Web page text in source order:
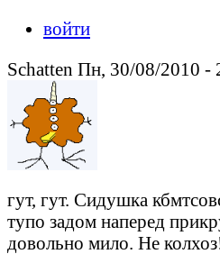
войти
Schatten Пн, 30/08/2010 -
гут, гут. Сидушка
тупо задом наперед
довольно мило. Не